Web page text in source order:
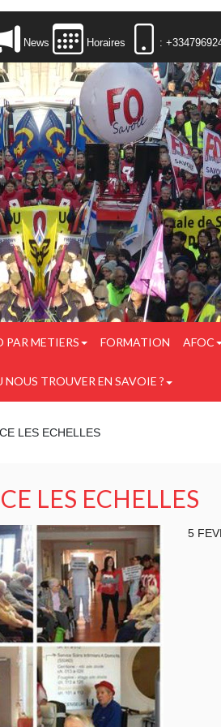
News Horaires :
PAR METIERS FORMATION AFOC
NOUS TROUVER EN SAVOIE ?
LES ECHELLES
LES ECHELLES
5